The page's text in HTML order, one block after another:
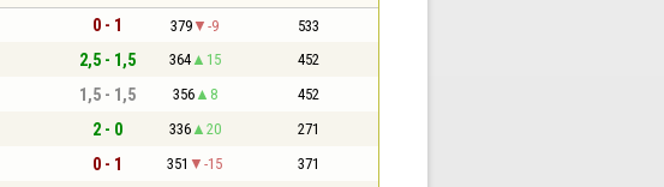
0 - 1 379 -9 533
2,5 - 1,5 364 15 452
1,5 - 1,5 356 8 452
2 - 0 336 20 271
0 - 1 351 -15 371